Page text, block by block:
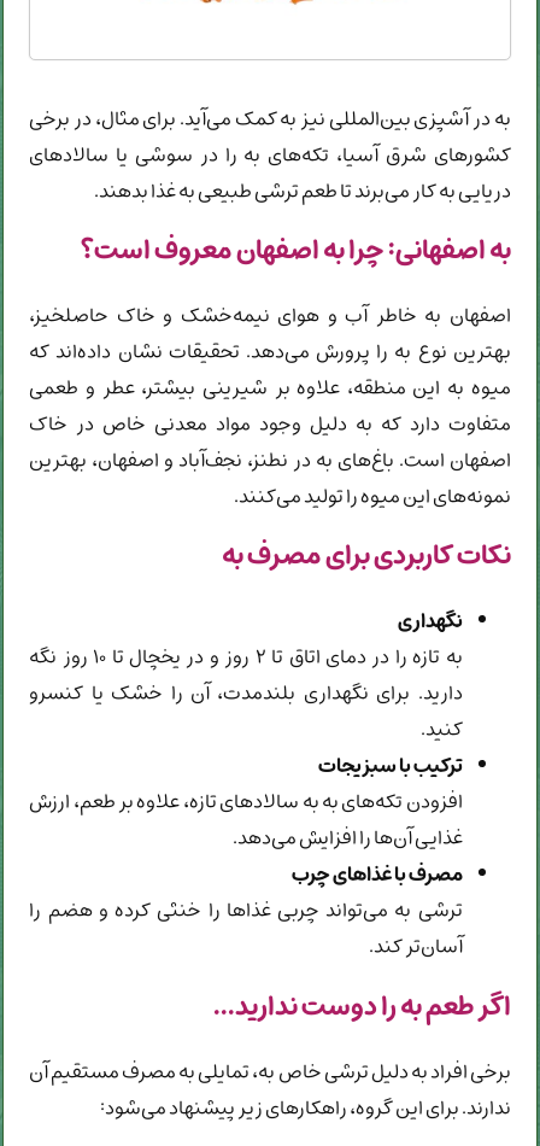
به در آشپزی بین‌المللی نیز به کمک می‌آید. برای مثال، در برخی
کشورهای شرق آسیا، تکه‌های به را در سوشی یا سالادهای
دریایی به کار می‌برند تا طعم ترشی طبیعی به غذا بدهند.
به اصفهانی: چرا به اصفهان معروف است؟
اصفهان به خاطر آب و هوای نیمه‌خشک و خاک حاصلخیز،
بهترین نوع به را پرورش می‌دهد. تحقیقات نشان داده‌اند که
میوه به این منطقه، علاوه بر شیرینی بیشتر، عطر و طعمی
متفاوت دارد که به دلیل وجود مواد معدنی خاص در خاک
اصفهان است. باغ‌های به در نطنز، نجف‌آباد و اصفهان، بهترین
نمونه‌های این میوه را تولید می‌کنند.
نکات کاربردی برای مصرف به
نگهداری
به تازه را در دمای اتاق تا ۲ روز و در یخچال تا ۱۰ روز نگه
دارید. برای نگهداری بلندمدت، آن را خشک یا کنسرو
کنید.
ترکیب با سبزیجات
افزودن تکه‌های به به سالادهای تازه، علاوه بر طعم، ارزش
غذایی آن‌ها را افزایش می‌دهد.
مصرف با غذاهای چرب
ترشی به می‌تواند چربی غذاها را خنثی کرده و هضم را
آسان‌تر کند.
اگر طعم به را دوست ندارید...
برخی افراد به دلیل ترشی خاص به، تمایلی به مصرف مستقیم آن
ندارند. برای این گروه، راهکارهای زیر پیشنهاد می‌شود: